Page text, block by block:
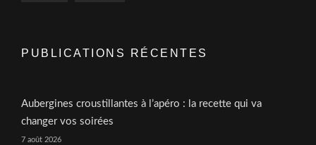
PUBLICATIONS RÉCENTES
Aubergines croustillantes à l’apéro : la recette qui va
changer vos soirées
7 août 2026